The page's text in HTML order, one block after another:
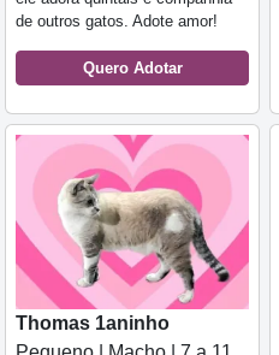
de outros gatos. Adote amor!
Quero Adotar
Thomas 1aninho